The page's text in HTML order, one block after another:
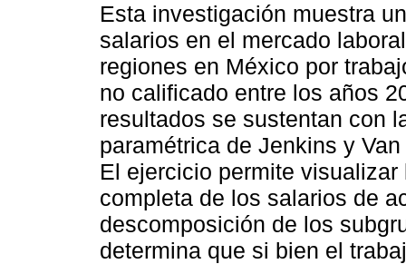
Esta investigación muestra
salarios en el mercado
regiones en México por
no calificado entre los años
resultados se sustentan con
paramétrica de Jenkins y
El ejercicio permite
completa de los salarios de
descomposición de los
determina que si bien el